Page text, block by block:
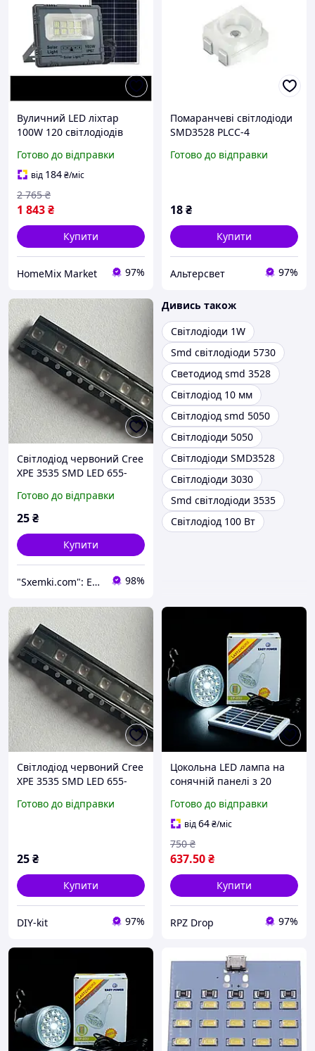
Вуличний LED ліхтар
100W 120 світлодіодів
освітлення дворів і
вулиць HM-3851
Готово до відправки
від 184₴/міс
1 843₴
2 765 ₴
Купити
HomeMix Market 97%
Помаранчеві світлодіоди
SMD3528 PLCC-4
ремонту задніх ліхтарів
Готово до відправки
18₴
Купити
Альтерсвет 97%
Світлодіод червоний Cree
XPE 3535 SMD LED 655-
світлодіодний чіп для
освітлення
Готово до відправки
25₴
Купити
"Sxemki.com": Електроніка, схеми, модулі! 98%
Дивись також
Світлодіоди 1W
Smd світлодіоди 5730
Светодиод smd 3528
Світлодіод 10 мм
Світлодіод smd 5050
Світлодіоди 5050
Світлодіоди SMD3528
Світлодіоди 3030
Smd світлодіоди 3535
Світлодіод 100 Вт
Світлодіод червоний Cree
XPE 3535 SMD LED 655-
світлодіодний чіп для
Готово до відправки
25₴
Купити
DIY-kit 97%
Цокольна LED лампа на
сонячній панелі з 20
портативна і потужна Код
EP-020
Готово до відправки
від64₴/міс
637.50₴
750 ₴
Купити
RPZ Drop 97%